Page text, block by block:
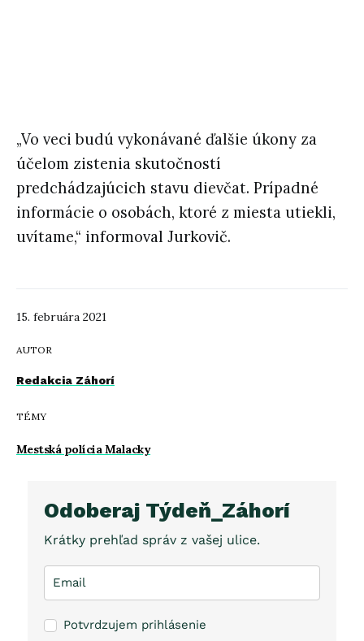
15. februára 2021
AUTOR
Redakcia Záhorí
TÉMY
Mestská polícia Malacky
„Vo veci budú vykonávané ďalšie úkony za
účelom zistenia skutočností
predchádzajúcich stavu dievčat. Prípadné
informácie o osobách, ktoré z miesta utiekli,
uvítame,“ informoval Jurkovič.
Odoberaj Týdeň_Záhorí
Krátky prehľad správ z vašej ulice.
Potvrdzujem prihlásenie